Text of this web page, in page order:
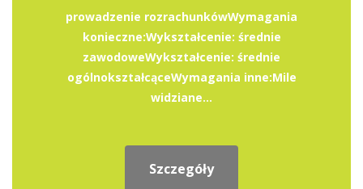
prowadzenie rozrachunkówWymagania
konieczne:Wykształcenie: średnie
zawodoweWykształcenie: średnie
ogólnokształcąceWymagania inne:Mile
widziane...
Szczegóły